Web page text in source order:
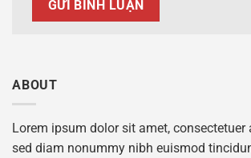
ABOUT
Lorem ipsum dolor sit amet, consectetuer
sed diam nonummy nibh euismod